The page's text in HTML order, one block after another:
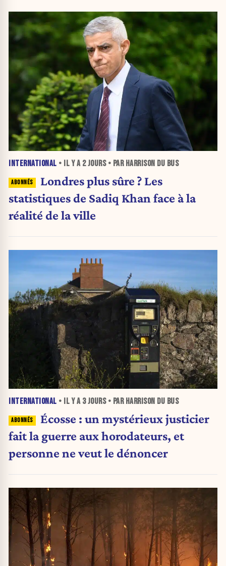
INTERNATIONAL • IL Y A 2 JOURS• PAR HARRISON DU BUS
Londres plus sûre ? Les
statistiques de Sadiq Khan face à la
réalité de la ville
INTERNATIONAL • IL Y A 3 JOURS• PAR HARRISON DU BUS
Écosse : un mystérieux justicier
fait la guerre aux horodateurs, et
personne ne veut le dénoncer